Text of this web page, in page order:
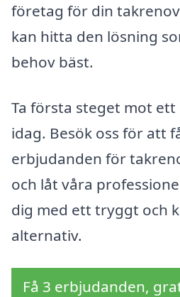
företag för din
kan hitta den lösning
behov bäst.
Ta första steget mot
idag. Besök oss för att
erbjudanden för
och låt våra
dig med ett tryggt och
alternativ.
Få 3 erbjudanden,